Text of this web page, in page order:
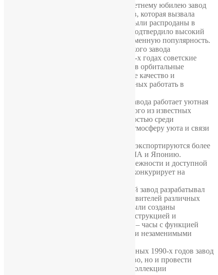
6. Лимитированные коллекции. К 70-летнему юбилею завод
представил эксклюзивную серию часов, которая вызвала
настоящий ажиотаж. Многие модели были распроданы в
первые дни после старта продаж, что подтвердило высокий
спрос на продукцию бренда и его неизменную популярность.
7. Часы для космоса. Продукция Минского завода
использовалась даже в космосе! В 1970-х годах советские
космонавты брали с собой часы «Луч» в орбитальные
экспедиции. Это подтверждает высокое качество и
надежность белорусских часов, способных работать в
8. Кофейня на заводе. На территории завода работает уютная
кофейня «1801», названная в честь одного из известных
механизмов. Она пользуется популярностью среди
сотрудников и посетителей, создавая атмосферу уюта и связи
9. Международный успех. Часы «Луч» экспортируются более
чем в 15 стран, включая Германию, США и Японию.
Благодаря оригинальному дизайну, надежности и доступной
цене белорусская продукция успешно конкурирует на
10. Часы для профессионалов. Минский завод разрабатывал
специальные модели часов для представителей различных
профессий. Например, для шахтеров были созданы
ударопрочные модели с усиленной конструкцией и
светящимися элементами, а для врачей – часы с функцией
измерения пульса. Эти разработки стали незаменимыми
11. Ребрендинг и развитие. После сложных 1990-х годов завод
сумел не только сохранить производство, но и провести
успешный ребрендинг. Современные коллекции